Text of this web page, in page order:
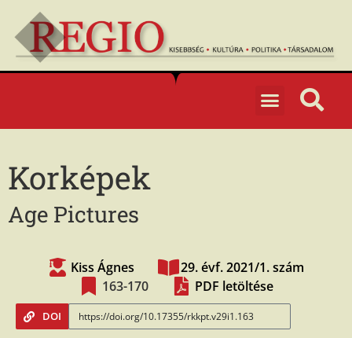
Korképek
Age Pictures
Kiss Ágnes
29. évf. 2021/1. szám
163-170
PDF letöltése
DOI